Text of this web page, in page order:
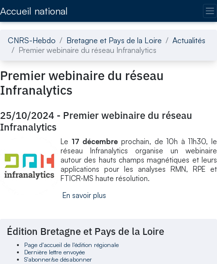
Accueil national
CNRS-Hebdo Bretagne et Pays de la Loire
Actualités
Premier webinaire du réseau Infranalytics
Premier webinaire du réseau
Infranalytics
25/10/2024 - Premier webinaire du réseau
Infranalytics
Le 17 décembre prochain, de 10h à 11h30, le
réseau Infranalytics organise un webinaire
autour des hauts champs magnétiques et leurs
applications pour les analyses RMN, RPE et
FTICR-MS haute résolution.
En savoir plus
Édition Bretagne et Pays de la Loire
Page d'accueil de l'édition régionale
Dernière lettre envoyée
S'abonner/se désabonner